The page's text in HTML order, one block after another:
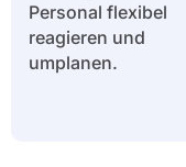
Personal flexibel
reagieren und
umplanen.